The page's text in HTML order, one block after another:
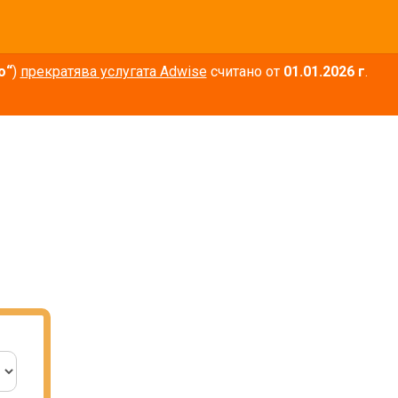
) прекратява услугата Adwiseсчитано от 01.01.2026 г.